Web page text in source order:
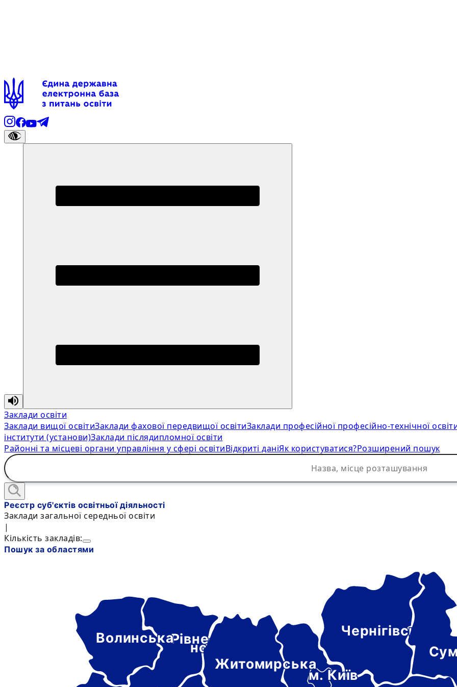
Заклади освіти
Заклади вищої освітиЗаклади фахової передвищої освітиЗаклади професійної професійно-технічної
інститути (установи)Заклади післядипломної освіти
Районні та місцеві органи управління у сфері освітиВідкриті даніЯк користуватися?Розширений пошук
Реєстр суб'єктів освітньої діяльності
Заклади загальної середньої освіти
|
Кількість закладів:
Пошук за областями
Чернігівська
м. Київ
Рівне-
нська
Волинська
Житомирська